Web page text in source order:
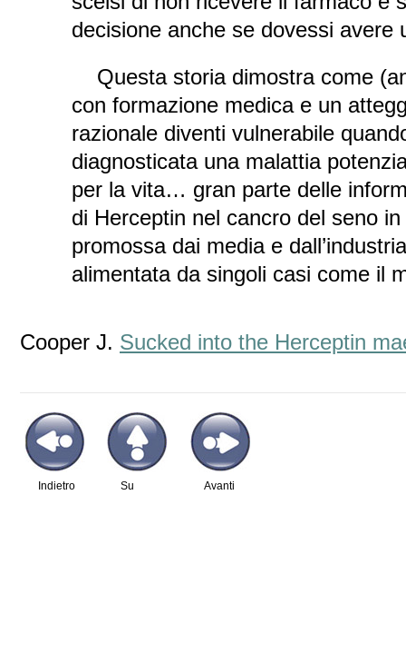
decisione anche se dovessi avere
Questa storia dimostra come
con formazione medica e un
razionale diventi vulnerabile
diagnosticata una malattia
per la vita… gran parte delle
di Herceptin nel cancro del seno
promossa dai media e
alimentata da singoli casi come il
Cooper J. Sucked into the Herceptin
Su
Indietro Avanti